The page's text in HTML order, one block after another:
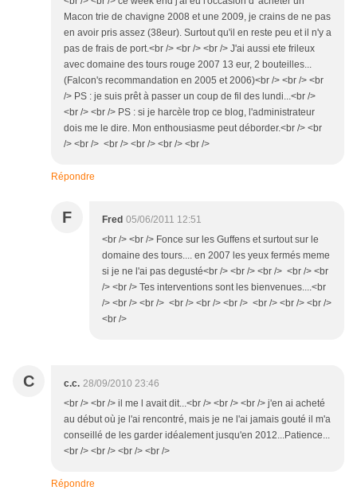
Macon trie de chavigne 2008 et une 2009, je crains de ne pas
en avoir pris assez (38eur). Surtout qu'il en reste peu et il n'y a
pas de frais de port.<br /> <br /> <br /> J'ai aussi ete frileux
avec domaine des tours rouge 2007 13 eur, 2 bouteilles...
(Falcon's recommandation en 2005 et 2006)<br /> <br /> <br
/> PS : je suis prêt à passer un coup de fil des lundi...<br />
<br /> <br /> PS : si je harcèle trop ce blog, l'administrateur
dois me le dire. Mon enthousiasme peut déborder.<br /> <br
/> <br /> <br /> <br /> <br /> <br />
Répondre
F Fred 05/06/2011 12:51
<br /> <br /> Fonce sur les Guffens et surtout sur le
domaine des tours.... en 2007 les yeux fermés meme
si je ne l'ai pas degusté<br /> <br /> <br /> <br /> <br
/> <br /> Tes interventions sont les bienvenues....<br
/> <br /> <br /> <br /> <br /> <br /> <br /> <br /> <br />
<br />
C c.c. 28/09/2010 23:46
<br /> <br /> il me l avait dit...<br /> <br /> <br /> j'en ai acheté
au début où je l'ai rencontré, mais je ne l'ai jamais gouté il m'a
conseillé de les garder idéalement jusqu'en 2012...Patience...
<br /> <br /> <br /> <br />
Répondre